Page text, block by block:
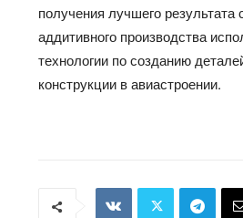
получения лучшего результата
аддитивного производства
технологии по созданию
конструкции в авиастроении.